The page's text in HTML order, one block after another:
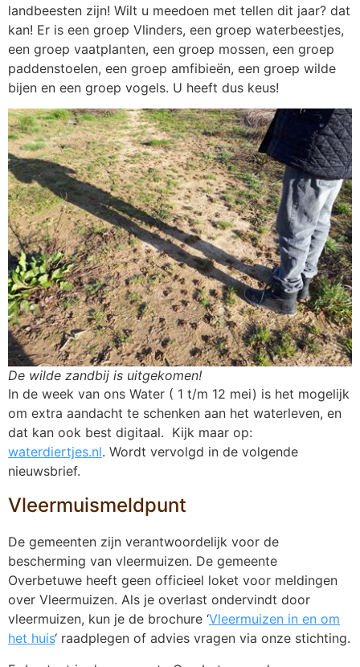
landbeesten zijn! Wilt u meedoen met tellen dit jaar? dat
kan! Er is een groep Vlinders, een groep waterbeestjes,
een groep vaatplanten, een groep mossen, een groep
paddenstoelen, een groep amfibieën, een groep wilde
bijen en een groep vogels. U heeft dus keus!
De wilde zandbij is uitgekomen!
In de week van ons Water ( 1 t/m 12 mei) is het mogelijk
om extra aandacht te schenken aan het waterleven, en
dat kan ook best digitaal. Kijk maar op:
waterdiertjes.nl. Wordt vervolgd in de volgende
nieuwsbrief.
Vleermuismeldpunt
De gemeenten zijn verantwoordelijk voor de
bescherming van vleermuizen. De gemeente
Overbetuwe heeft geen officieel loket voor meldingen
over Vleermuizen. Als je overlast ondervindt door
vleermuizen, kun je de brochure ‘Vleermuizen in en om
het huis‘ raadplegen of advies vragen via onze stichting.